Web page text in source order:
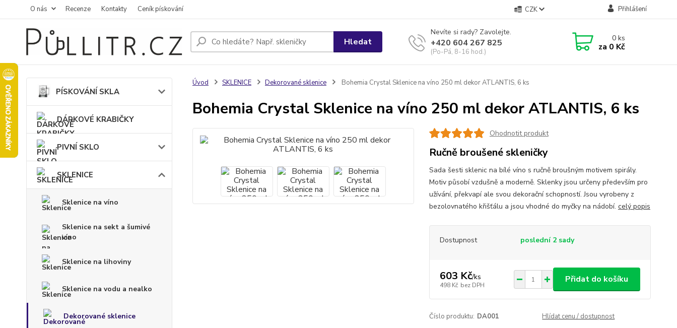
O nás Recenze Kontakty Ceník pískování CZK Přihlášení
Hledat
Nevíte si rady? Zavolejte.
+420 604 267 825
(Po-Pá, 8-16 hod.)
0ks
za 0 Kč
PÍSKOVÁNÍ SKLA
DÁRKOVÉ KRABIČKY
PIVNÍ SKLO
SKLENICE
Sklenice na víno
Sklenice na sekt a šumivé
víno
Sklenice na lihoviny
Sklenice na vodu a nealko
Dekorované sklenice
Úvod SKLENICE Dekorované sklenice Bohemia Crystal Sklenice na víno 250 ml dekor ATLANTIS, 6 ks
Bohemia Crystal Sklenice na víno 250 ml dekor ATLANTIS, 6 ks
Ohodnotit produkt
Ručně broušené skleničky
Sada šesti sklenic na bílé víno s ručně broušným motivem spirály.
Motiv působí vzdušně a moderně. Sklenky jsou určeny především pro
užívání, překvapí ale svou dekorační schopností. Jsou vyrobeny z
bezolovnatého křišťálu a jsou vhodné do myčky na nádobí. celý popis
Dostupnost poslední 2 sady
603 Kč/ks
498 Kč bez DPH
Přidat do košíku
Číslo produktu: DA001 Hlídat cenu / dostupnost